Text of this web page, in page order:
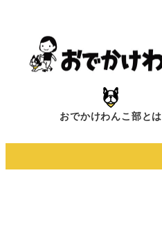
へ
おでかけわんこ部とは